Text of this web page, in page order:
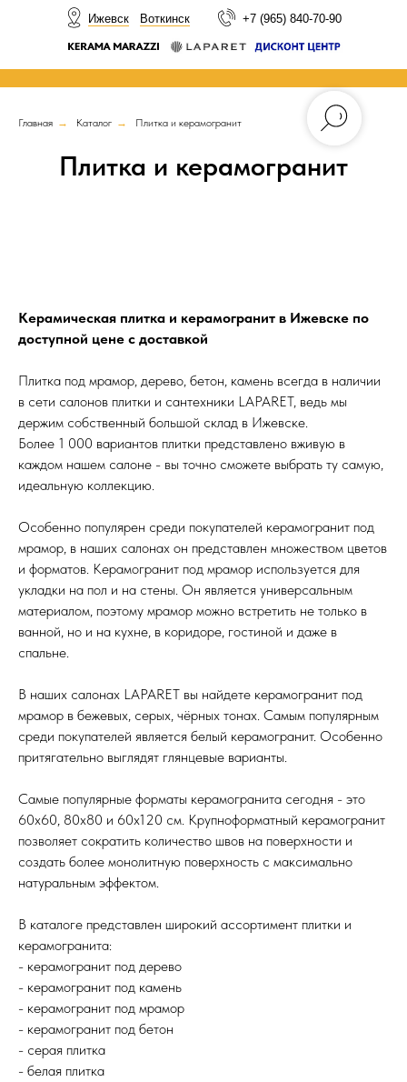
+7 (965) 840-70-90
Ижевск Воткинск
Главная → Каталог → Плитка и керамогранит
Плитка и керамогранит
Керамическая плитка и керамогранит в Ижевске по
доступной цене с доставкой
Плитка под мрамор, дерево, бетон, камень всегда в наличии
в сети салонов плитки и сантехники LAPARET, ведь мы
держим собственный большой склад в Ижевске.
Более 1 000 вариантов плитки представлено вживую в
каждом нашем салоне - вы точно сможете выбрать ту самую,
идеальную коллекцию.
Особенно популярен среди покупателей керамогранит под
мрамор, в наших салонах он представлен множеством цветов
и форматов. Керамогранит под мрамор используется для
укладки на пол и на стены. Он является универсальным
материалом, поэтому мрамор можно встретить не только в
ванной, но и на кухне, в коридоре, гостиной и даже в
спальне.
В наших салонах LAPARET вы найдете керамогранит под
мрамор в бежевых, серых, чёрных тонах. Самым популярным
среди покупателей является белый керамогранит. Особенно
притягательно выглядят глянцевые варианты.
Самые популярные форматы керамогранита сегодня - это
60х60, 80х80 и 60х120 см. Крупноформатный керамогранит
позволяет сократить количество швов на поверхности и
создать более монолитную поверхность с максимально
натуральным эффектом.
В каталоге представлен широкий ассортимент плитки и
керамогранита:
- керамогранит под дерево
- керамогранит под камень
- керамогранит под мрамор
- керамогранит под бетон
- серая плитка
- белая плитка